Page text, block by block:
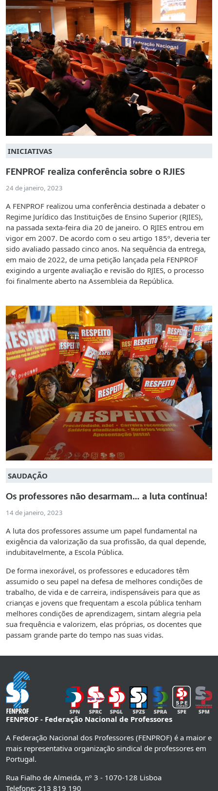
INICIATIVAS
FENPROF realiza conferência sobre o RJIES
24 de janeiro, 2023
A FENPROF realizou uma conferência destinada a debater o
Regime Jurídico das Instituições de Ensino Superior (RJIES),
na passada sexta-feira dia 20 de janeiro. O RJIES entrou em
vigor em 2007. De acordo com o seu artigo 185º, deveria ter
sido avaliado passado cinco anos. Na sequência da entrega,
em maio de 2022, de uma petição lançada pela FENPROF
exigindo a urgente avaliação e revisão do RJIES, o processo
foi finalmente aberto na Assembleia da República.
SAUDAÇÃO
Os professores não desarmam… a luta continua!
14 de janeiro, 2023
A luta dos professores assume um papel fundamental na
exigência da valorização da sua profissão, da qual depende,
indubitavelmente, a Escola Pública.
De forma inexorável, os professores e educadores têm
assumido o seu papel na defesa de melhores condições de
trabalho, de vida e de carreira, indispensáveis para que as
crianças e jovens que frequentam a escola pública tenham
melhores condições de aprendizagem, sintam alegria pela
sua frequência e valorizem, elas próprias, os docentes que
passam grande parte do tempo nas suas vidas.
FENPROF - Federação Nacional de Professores
A Federação Nacional dos Professores (FENPROF) é a maior e
mais representativa organização sindical de professores em
Portugal.
Rua Fialho de Almeida, nº 3 - 1070-128 Lisboa
Telefone: 213 819 190